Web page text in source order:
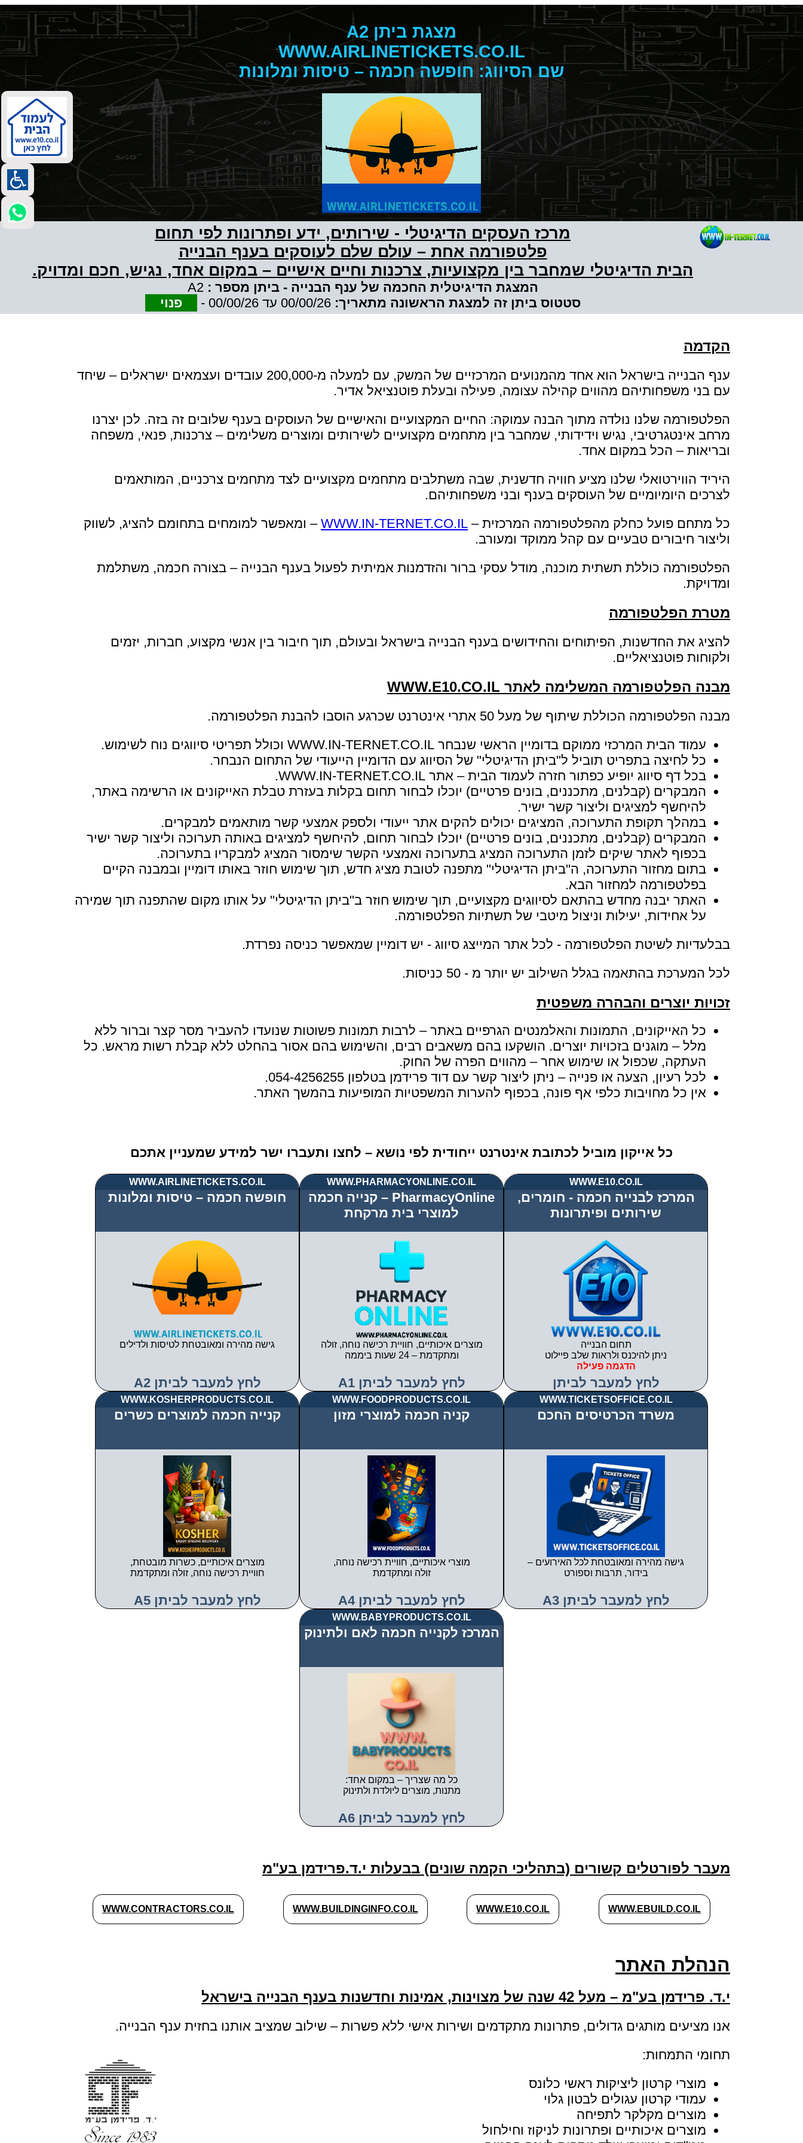
מצגת ביתן A2
WWW.AIRLINETICKETS.CO.IL
שם הסיווג: חופשה חכמה – טיסות ומלונות
מרכז העסקים הדיגיטלי - שירותים, ידע ופתרונות לפי תחום
פלטפורמה אחת – עולם שלם לעוסקים בענף הבנייה
הבית הדיגיטלי שמחבר בין מקצועיות, צרכנות וחיים אישיים – במקום אחד, נגיש, חכם ומדויק.
המצגת הדיגיטלית החכמה של ענף הבנייה - ביתן מספר :
סטטוס ביתן זה למצגת הראשונה מתאריך:00/00/26 עד 00/00/26 - פנוי
הקדמה
ענף הבנייה בישראל הוא אחד מהמנועים המרכזיים של המשק, עם למעלה מ-200,000 עובדים ועצמאים ישראלים – שיחד
עם בני משפחותיהם מהווים קהילה עצומה, פעילה ובעלת פוטנציאל אדיר.
הפלטפורמה שלנו נולדה מתוך הבנה עמוקה: החיים המקצועיים והאישיים של העוסקים בענף שלובים זה בזה. לכן יצרנו
מרחב אינטגרטיבי, נגיש וידידותי, שמחבר בין מתחמים מקצועיים לשירותים ומוצרים משלימים – צרכנות, פנאי, משפחה
ובריאות – הכל במקום אחד.
היריד הווירטואלי שלנו מציע חוויה חדשנית, שבה משתלבים מתחמים מקצועיים לצד מתחמים צרכניים, המותאמים
לצרכים היומיומיים של העוסקים בענף ובני משפחותיהם.
כל מתחם פועל כחלק מהפלטפורמה המרכזית – WWW.IN-TERNET.CO.IL – ומאפשר למומחים בתחומם להציג, לשווק
וליצור חיבורים טבעיים עם קהל ממוקד ומעורב.
הפלטפורמה כוללת תשתית מוכנה, מודל עסקי ברור והזדמנות אמיתית לפעול בענף הבנייה – בצורה חכמה, משתלמת
ומדויקת.
מטרת הפלטפורמה
להציג את החדשנות, הפיתוחים והחידושים בענף הבנייה בישראל ובעולם, תוך חיבור בין אנשי מקצוע, חברות, יזמים
ולקוחות פוטנציאליים.
מבנה הפלטפורמה המשלימה לאתר WWW.E10.CO.IL
מבנה הפלטפורמה הכוללת שיתוף של מעל 50 אתרי אינטרנט שכרגע הוסבו להבנת הפלטפורמה.
עמוד הבית המרכזי ממוקם בדומיין הראשי שנבחר WWW.IN-TERNET.CO.IL וכולל תפריטי סיווגים נוח לשימוש.
כל לחיצה בתפריט תוביל ל"ביתן הדיגיטלי" של הסיווג עם הדומיין הייעודי של התחום הנבחר.
בכל דף סיווג יופיע כפתור חזרה לעמוד הבית – אתר WWW.IN-TERNET.CO.IL.
המבקרים (קבלנים, מתכננים, בונים פרטיים) יוכלו לבחור תחום בקלות בעזרת טבלת האייקונים או הרשימה באתר,
להיחשף למציגים וליצור קשר ישיר.
במהלך תקופת התערוכה, המציגים יכולים להקים אתר ייעודי ולספק אמצעי קשר מותאמים למבקרים.
המבקרים (קבלנים, מתכננים, בונים פרטיים) יוכלו לבחור תחום, להיחשף למציגים באותה תערוכה וליצור קשר ישיר
בכפוף לאתר שיקים לזמן התערוכה המציג בתערוכה ואמצעי הקשר שימסור המציג למבקריו בתערוכה.
בתום מחזור התערוכה, ה"ביתן הדיגיטלי" מתפנה לטובת מציג חדש, תוך שימוש חוזר באותו דומיין ובמבנה הקיים
בפלטפורמה למחזור הבא.
האתר יבנה מחדש בהתאם לסיווגים מקצועיים, תוך שימוש חוזר ב"ביתן הדיגיטלי" על אותו מקום שהתפנה תוך שמירה
על אחידות, יעילות וניצול מיטבי של תשתיות הפלטפורמה.
בבלעדיות לשיטת הפלטפורמה - לכל אתר המייצג סיווג - יש דומיין שמאפשר כניסה נפרדת.
לכל המערכת בהתאמה בגלל השילוב יש יותר מ - 50 כניסות.
זכויות יוצרים והבהרה משפטית
כל האייקונים, התמונות והאלמנטים הגרפיים באתר – לרבות תמונות פשוטות שנועדו להעביר מסר קצר וברור ללא
מלל – מוגנים בזכויות יוצרים. הושקעו בהם משאבים רבים, והשימוש בהם אסור בהחלט ללא קבלת רשות מראש. כל
העתקה, שכפול או שימוש אחר – מהווים הפרה של החוק.
לכל רעיון, הצעה או פנייה – ניתן ליצור קשר עם דוד פרידמן בטלפון 054-4256255.
אין כל מחויבות כלפי אף פונה, בכפוף להערות המשפטיות המופיעות בהמשך האתר.
כל אייקון מוביל לכתובת אינטרנט ייחודית לפי נושא – לחצו ותעברו ישר למידע שמעניין אתכם
WWW.E10.CO.IL
המרכז לבנייה חכמה - חומרים,
שירותים ופיתרונות
תחום הבנייה
ניתן להיכנס ולראות שלב פיילוט
הדגמה פעילה
לחץ למעבר לביתן
WWW.PHARMACYONLINE.CO.IL
PharmacyOnline – קנייה חכמה
למוצרי בית מרקחת
מוצרים איכותיים, חוויית רכישה נוחה, זולה
ומתקדמת – 24 שעות ביממה
לחץ למעבר לביתן A1
WWW.AIRLINETICKETS.CO.IL
חופשה חכמה – טיסות ומלונות
גישה מהירה ומאובטחת לטיסות ולדילים
לחץ למעבר לביתן A2
WWW.TICKETSOFFICE.CO.IL
משרד הכרטיסים החכם
גישה מהירה ומאובטחת לכל האירועים –
בידור, תרבות וספורט
לחץ למעבר לביתן A3
WWW.FOODPRODUCTS.CO.IL
קניה חכמה למוצרי מזון
מוצרי איכותיים, חוויית רכישה נוחה,
זולה ומתקדמת
לחץ למעבר לביתן A4
WWW.KOSHERPRODUCTS.CO.IL
קנייה חכמה למוצרים כשרים
מוצרים איכותיים, כשרות מובטחת,
חוויית רכישה נוחה, זולה ומתקדמת
לחץ למעבר לביתן A5
WWW.BABYPRODUCTS.CO.IL
המרכז לקנייה חכמה לאם ולתינוק
כל מה שצריך – במקום אחד:
מתנות, מוצרים ליולדת ולתינוק
לחץ למעבר לביתן A6
מעבר לפורטלים קשורים (בתהליכי הקמה שונים) בבעלות י.ד.פרידמן בע"מ
WWW.EBUILD.CO.IL
WWW.E10.CO.IL
WWW.BUILDINGINFO.CO.IL
WWW.CONTRACTORS.CO.IL
הנהלת האתר
י.ד. פרידמן בע"מ – מעל 42 שנה של מצוינות, אמינות וחדשנות בענף הבנייה בישראל
אנו מציעים מותגים גדולים, פתרונות מתקדמים ושירות אישי ללא פשרות – שילוב שמציב אותנו בחזית ענף הבנייה.
תחומי התמחות:
מוצרי קרטון ליציקות ראשי כלונס
עמודי קרטון עגולים לבטון גלוי
מוצרים מקלקר לתפיחה
מוצרים איכותיים ופתרונות לניקוז וחילחול